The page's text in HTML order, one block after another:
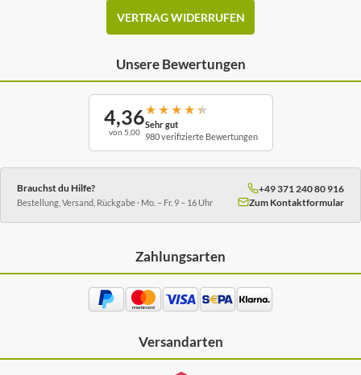
VERTRAG WIDERRUFEN
Unsere Bewertungen
4,36
von 5,00
★ ★ ★ ★ ★
Sehr gut
980 verifizierte Bewertungen
Brauchst du Hilfe?
Bestellung, Versand, Rückgabe · Mo. – Fr. 9 – 16 Uhr
+49 371 240 80 916
Zum Kontaktformular
Zahlungsarten
Versandarten